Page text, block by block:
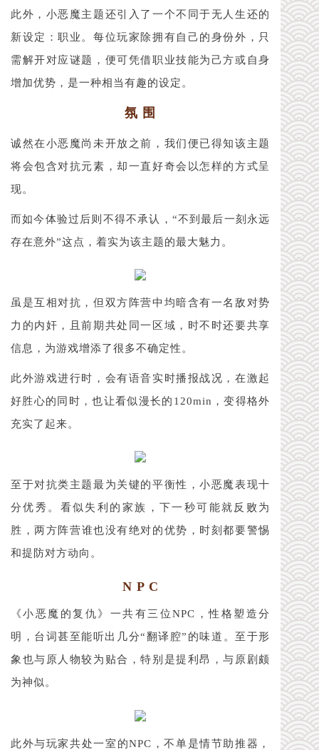
此外，小恶魔主题还引入了一个不同于无人生还的
新设定：职业。每位玩家除拥有自己的身份外，只
需解开对应谜题，便可凭借职业技能为己方或自身
增加优势，是一种相当有趣的设定。
氛 围
诚然在小恶魔尚未开放之前，我们便已得知该主题
将会包含对抗元素，却一直好奇会以怎样的方式呈
现。
而如今体验过后则不得不承认，“不到最后一刻永远
存在意外”这点，着实为该主题的最大魅力。
虽是互相对抗，但双方阵营中均暗含有一名敌对势
力的内奸，且前期共处同一区域，时不时还要共享
信息，为游戏增添了很多不确定性。
此外游戏进行时，会有语音实时播报战况，在激起
好胜心的同时，也让看似漫长的120min，变得格外
充实了起来。
至于对抗类主题最为关键的平衡性，小恶魔表现十
分优秀。看似失利的家族，下一秒可能就反败为
胜，两方阵营谁也没有绝对的优势，时刻都要警惕
和提防对方动向。
N P C
《小恶魔的复仇》一共有三位NPC，性格塑造分
明，台词甚至能听出几分“翻译腔”的味道。至于形
象也与原人物较为贴合，特别是提利昂，与原剧颇
为神似。
此外与玩家共处一室的NPC，不单是情节助推器，